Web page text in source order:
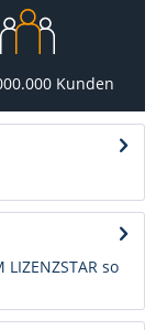
Kunden
LIZENZSTAR so